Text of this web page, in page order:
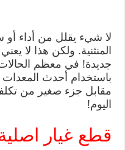
لا شيء يقلل من أداء أو
المنثنية. ولكن هذا لا
جديدة! في معظم
باستخدام أحدث
مقابل جزء صغير من
اليوم!
قطع غيار